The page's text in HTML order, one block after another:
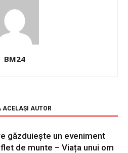
BM24
ACELAȘI AUTOR
găzduiește un eveniment
de munte – Viața unui om